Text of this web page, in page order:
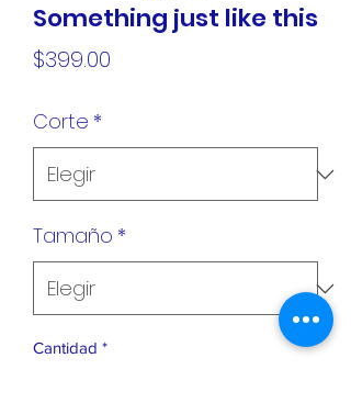
Something just like this
$399.00
Corte *
Tamaño *
Cantidad *